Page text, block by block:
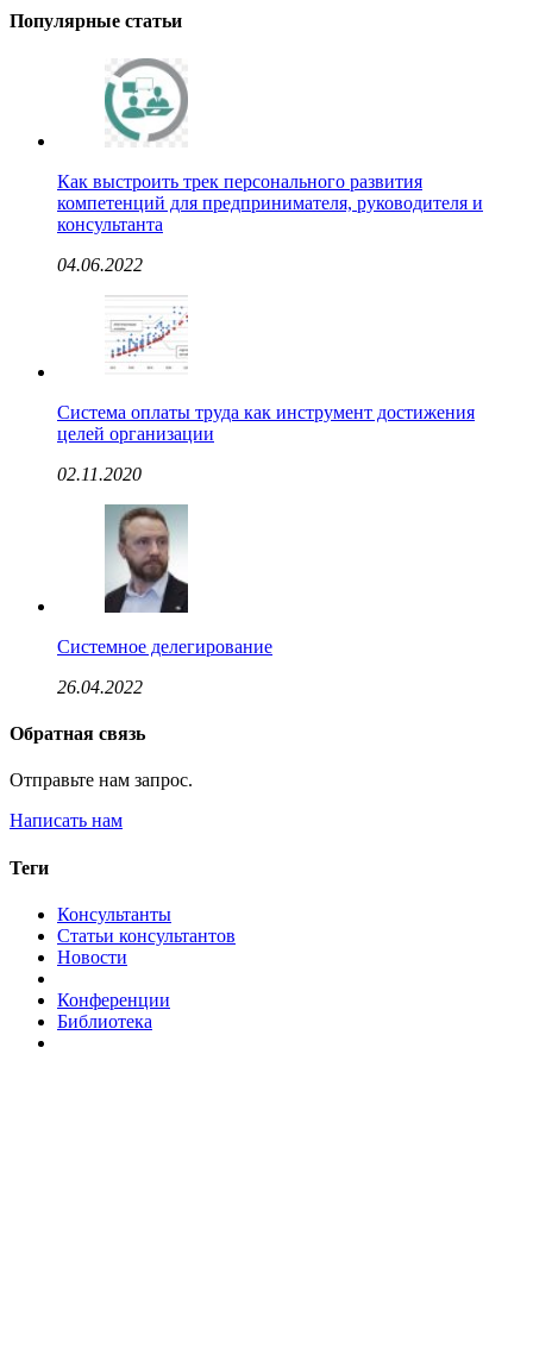
Популярные статьи
Как выстроить трек персонального развития
компетенций для предпринимателя, руководителя и
консультанта
04.06.2022
Система оплаты труда как инструмент достижения
целей организации
02.11.2020
Системное делегирование
26.04.2022
Обратная связь
Отправьте нам запрос.
Написать нам
Теги
Консультанты
Статьи консультантов
Новости
Конференции
Библиотека